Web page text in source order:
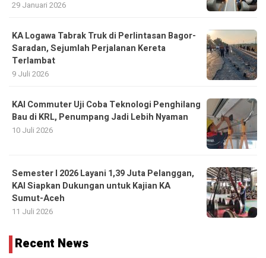
29 Januari 2026
KA Logawa Tabrak Truk di Perlintasan Bagor-
Saradan, Sejumlah Perjalanan Kereta
Terlambat
9 Juli 2026
KAI Commuter Uji Coba Teknologi Penghilang
Bau di KRL, Penumpang Jadi Lebih Nyaman
10 Juli 2026
Semester I 2026 Layani 1,39 Juta Pelanggan,
KAI Siapkan Dukungan untuk Kajian KA
Sumut-Aceh
11 Juli 2026
Recent News